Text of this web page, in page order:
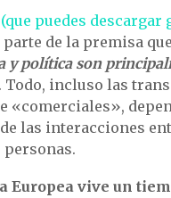
(que puedes
parte de la premisa
y política son
Todo, incluso las
«comerciales»,
las interacciones
personas.
Europea vive un